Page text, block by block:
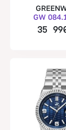
GW
35